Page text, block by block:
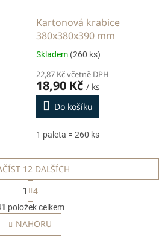
Kartonová krabice
380x380x390 mm
Skladem (260 ks)
22,87 Kč včetně DPH
18,90 Kč / ks
Do košíku
1 paleta = 260 ks
O
v
l
á
12 DALŠÍCH
S
t
r
á
n
k
1
4
položek celkem
NAHORU